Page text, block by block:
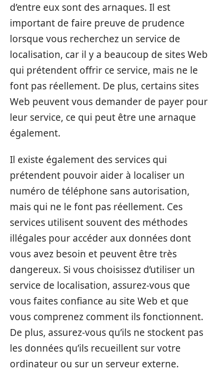
d’entre eux sont des arnaques. Il est
important de faire preuve de prudence
lorsque vous recherchez un service de
localisation, car il y a beaucoup de sites Web
qui prétendent offrir ce service, mais ne le
font pas réellement. De plus, certains sites
Web peuvent vous demander de payer pour
leur service, ce qui peut être une arnaque
également.
Il existe également des services qui
prétendent pouvoir aider à localiser un
numéro de téléphone sans autorisation,
mais qui ne le font pas réellement. Ces
services utilisent souvent des méthodes
illégales pour accéder aux données dont
vous avez besoin et peuvent être très
dangereux. Si vous choisissez d’utiliser un
service de localisation, assurez-vous que
vous faites confiance au site Web et que
vous comprenez comment ils fonctionnent.
De plus, assurez-vous qu’ils ne stockent pas
les données qu’ils recueillent sur votre
ordinateur ou sur un serveur externe.